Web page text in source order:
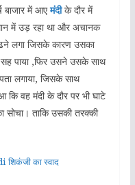
बाजार में आएमंदीके दौर में
में उड़ रहा था और अचानक
लगा जिसके कारण उसका
सह पाया ,फिर उसने उसके साथ
लगाया, जिसके साथ
वह मंदी के दौर पर भी घाटे
ताकि उसकी तरक्की
का स्वाद